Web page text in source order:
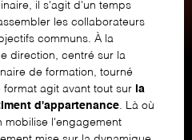
, il s'agit d'un temps
les collaborateurs
communs. À la
direction, centré sur la
de formation, tourné
agit avant tout sur la
d'appartenance. Là où
mobilise l'engagement